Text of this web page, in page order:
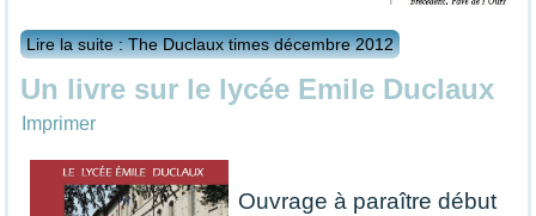
Lire la suite : The Duclaux times décembre 2012
Un livre sur le lycée Emile Duclaux
Imprimer
Ouvrage à paraître début